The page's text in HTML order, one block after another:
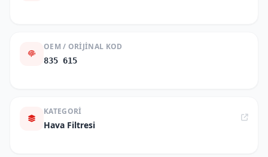
OEM / ORIJINAL KOD
835 615
KATEGORI
Hava Filtresi